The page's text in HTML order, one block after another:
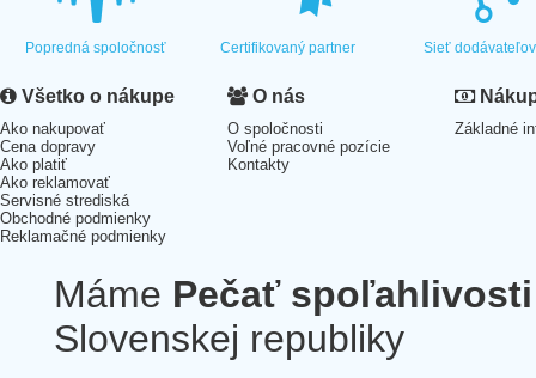
Popredná spoločnosť Certifikovaný partner Sieť dodávateľov
Všetko o nákupe
Ako nakupovať
Cena dopravy
Ako platiť
Ako reklamovať
Servisné strediská
Obchodné podmienky
Reklamačné podmienky
O nás
O spoločnosti
Voľné pracovné pozície
Kontakty
Základné
Máme Pečať spoľahlivosti
Slovenskej republiky